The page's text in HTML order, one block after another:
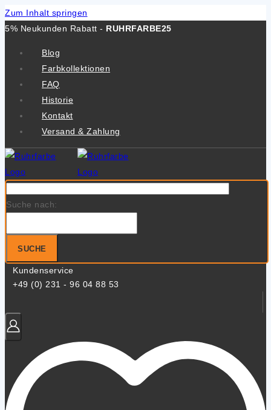
Zum Inhalt springen
5% Neukunden Rabatt - RUHRFARBE25
Blog
Farbkollektionen
FAQ
Historie
Kontakt
Versand & Zahlung
Suche nach:
SUCHE
Kundenservice
+49 (0) 231 - 96 04 88 53